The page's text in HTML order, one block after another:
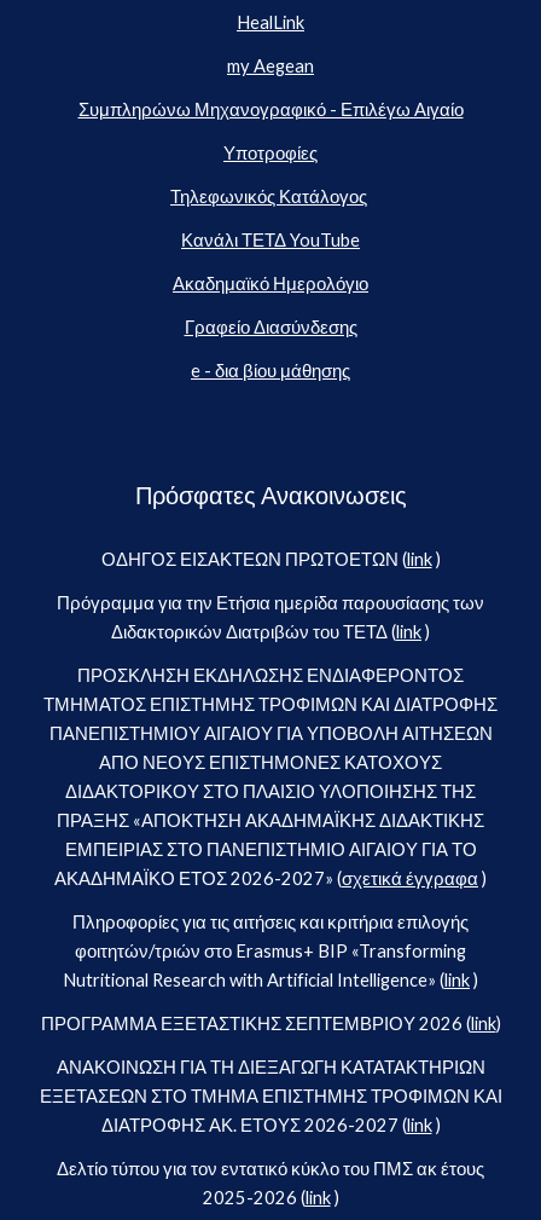
HealLink
my Aegean
Συμπληρώνω Μηχανογραφικό - Επιλέγω Αιγαίο
Υποτροφίες
Τηλεφωνικός Κατάλογος
Κανάλι ΤΕΤΔ YouTube
Ακαδημαϊκό Ημερολόγιο
Γραφείο Διασύνδεσης
e - δια βίου μάθησης
Πρόσφατες Ανακοινωσεις
ΟΔΗΓΟΣ ΕΙΣΑΚΤΕΩΝ ΠΡΩΤΟΕΤΩΝ (link )
Πρόγραμμα για την Ετήσια ημερίδα παρουσίασης των
Διδακτορικών Διατριβών του ΤΕΤΔ (link)
ΠΡΟΣΚΛΗΣΗ ΕΚΔΗΛΩΣΗΣ ΕΝΔΙΑΦΕΡΟΝΤΟΣ
ΤΜΗΜΑΤΟΣ ΕΠΙΣΤΗΜΗΣ ΤΡΟΦΙΜΩΝ ΚΑΙ ΔΙΑΤΡΟΦΗΣ
ΠΑΝΕΠΙΣΤΗΜΙΟΥ ΑΙΓΑΙΟΥ ΓΙΑ ΥΠΟΒΟΛΗ ΑΙΤΗΣΕΩΝ
ΑΠΟ ΝΕΟΥΣ ΕΠΙΣΤΗΜΟΝΕΣ ΚΑΤΟΧΟΥΣ
ΔΙΔΑΚΤΟΡΙΚΟΥ ΣΤΟ ΠΛΑΙΣΙΟ ΥΛΟΠΟΙΗΣΗΣ ΤΗΣ
ΠΡΑΞΗΣ «ΑΠΟΚΤΗΣΗ ΑΚΑΔΗΜΑΪΚΗΣ ΔΙΔΑΚΤΙΚΗΣ
ΕΜΠΕΙΡΙΑΣ ΣΤΟ ΠΑΝΕΠΙΣΤΗΜΙΟ ΑΙΓΑΙΟΥ ΓΙΑ ΤΟ
ΑΚΑΔΗΜΑΪΚΟ ΕΤΟΣ 2026-2027» (σχετικά έγγραφα )
Πληροφορίες για τις αιτήσεις και κριτήρια επιλογής
φοιτητών/τριών στο Erasmus+ BIP «Transforming
Nutritional Research with Artificial Intelligence» (link)
ΠΡΟΓΡΑΜΜΑ ΕΞΕΤΑΣΤΙΚΗΣ ΣΕΠΤΕΜΒΡΙΟΥ 2026 (link)
ΑΝΑΚΟΙΝΩΣΗ ΓΙΑ ΤΗ ΔΙΕΞΑΓΩΓΗ ΚΑΤΑΤΑΚΤΗΡΙΩΝ
ΕΞΕΤΑΣΕΩΝ ΣΤΟ ΤΜΗΜΑ ΕΠΙΣΤΗΜΗΣ ΤΡΟΦΙΜΩΝ ΚΑΙ
ΔΙΑΤΡΟΦΗΣ ΑΚ. ΕΤΟΥΣ 2026-2027 (link )
Δελτίο τύπου για τον εντατικό κύκλο του ΠΜΣ ακ έτους
2025-2026 (link )